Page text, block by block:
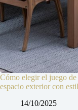
Cómo elegir el juego
espacio exterior con
14/10/2025